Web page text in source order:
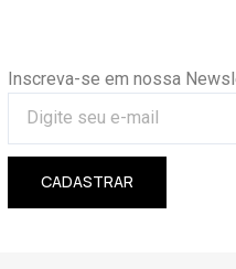
Inscreva-se em nossa
CADASTRAR